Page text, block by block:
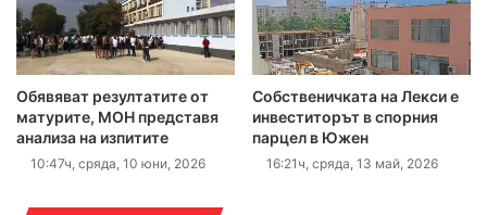
Обявяват резултатите от
матурите, МОН представя
анализа на изпитите
10:47ч, сряда, 10 юни, 2026
Собственичката на Лекси е
инвеститорът в спорния
парцел в Южен
16:21ч, сряда, 13 май, 2026